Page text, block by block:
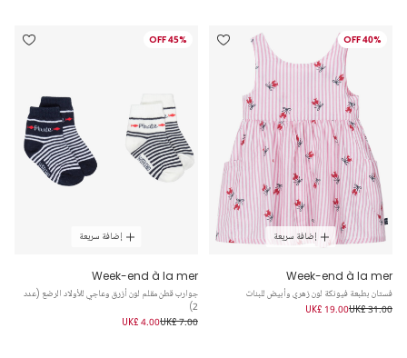
40% OFF
إضافة سريعة
Week-end à la mer
فستان بطبعة فيونكة لون زهري وأبيض للبنات
UK£ 31.00
UK£ 19.00
45% OFF
إضافة سريعة
Week-end à la mer
جوارب قطن مقلم لون أزرق وعاجي للأولاد الرضع (عدد
2)
UK£ 7.00
UK£ 4.00